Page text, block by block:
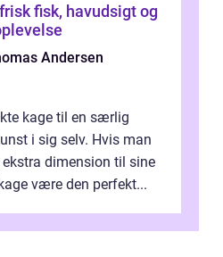
Andersen
kage til en særlig
i sig selv. Hvis man
dimension til sine
være den perfekt...